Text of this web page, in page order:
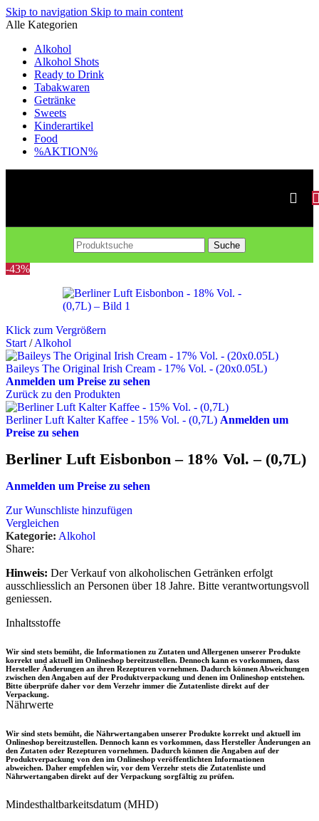
Skip to navigation Skip to main content
Alle Kategorien
Alkohol
Alkohol Shots
Ready to Drink
Tabakwaren
Getränke
Sweets
Kinderartikel
Food
%AKTION%
Suche
-43%
Klick zum Vergrößern
Start / Alkohol
Baileys The Original Irish Cream - 17% Vol. - (20x0.05L)
Anmelden um Preise zu sehen
Zurück zu den Produkten
Berliner Luft Kalter Kaffee - 15% Vol. - (0,7L) Anmelden um
Preise zu sehen
Berliner Luft Eisbonbon – 18% Vol. – (0,7L)
Anmelden um Preise zu sehen
Zur Wunschliste hinzufügen
Vergleichen
Kategorie: Alkohol
Share:
Hinweis: Der Verkauf von alkoholischen Getränken erfolgt
ausschliesslich an Personen über 18 Jahre. Bitte verantwortungsvoll
geniessen.
Inhaltsstoffe
Wir sind stets bemüht, die Informationen zu Zutaten und Allergenen unserer Produkte
korrekt und aktuell im Onlineshop bereitzustellen. Dennoch kann es vorkommen, dass
Hersteller Änderungen an ihren Rezepturen vornehmen. Dadurch können Abweichungen
zwischen den Angaben auf der Produktverpackung und denen im Onlineshop entstehen.
Bitte überprüfe daher vor dem Verzehr immer die Zutatenliste direkt auf der
Verpackung.
Nährwerte
Wir sind stets bemüht, die Nährwertangaben unserer Produkte korrekt und aktuell im
Onlineshop bereitzustellen. Dennoch kann es vorkommen, dass Hersteller Änderungen an
den Zutaten oder Rezepturen vornehmen. Dadurch können die Angaben auf der
Produktverpackung von den im Onlineshop veröffentlichten Informationen
abweichen. Daher empfehlen wir, vor dem Verzehr stets die Zutatenliste und
Nährwertangaben direkt auf der Verpackung sorgfältig zu prüfen.
Mindesthaltbarkeitsdatum (MHD)